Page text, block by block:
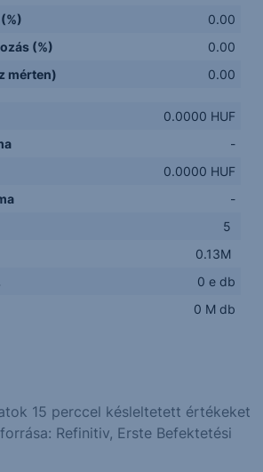
0.00
(%)
0.00
mérten)
0.00
0.0000 HUF
-
0.0000 HUF
-
5
0.13M
0 e db
0 M db
15 perccel késleltetett értékeket
Refinitiv, Erste Befektetési